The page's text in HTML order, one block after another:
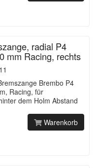
radial P4
mm Racing, rechts
Brembo P4
Racing, für
dem Holm Abstand
Warenkorb